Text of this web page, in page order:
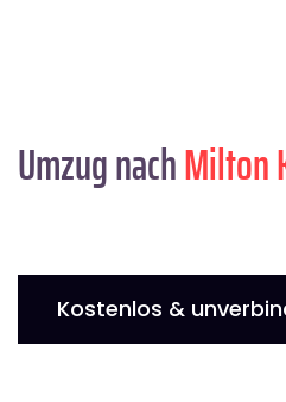
Umzug nachMilton
Kostenlos &